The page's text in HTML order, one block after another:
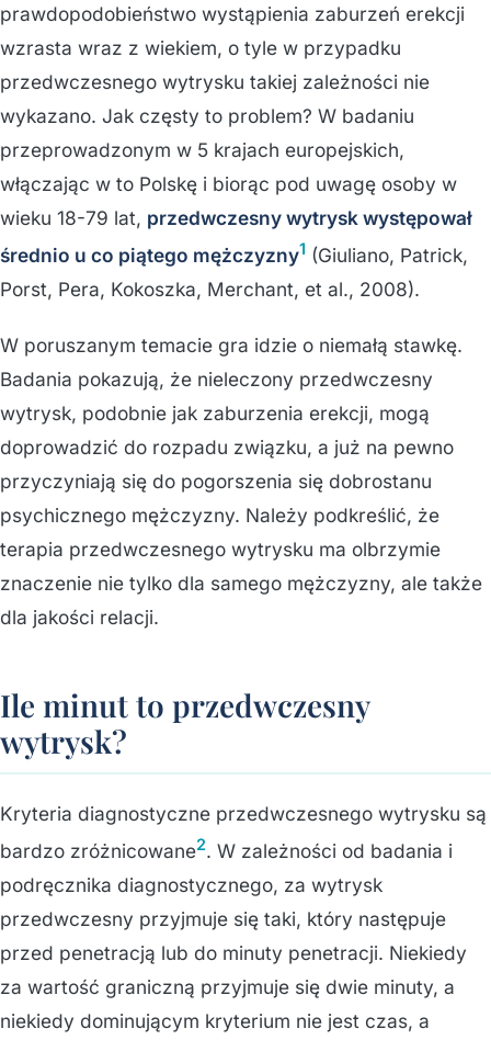
prawdopodobieństwo wystąpienia zaburzeń erekcji
wzrasta wraz z wiekiem, o tyle w przypadku
przedwczesnego wytrysku takiej zależności nie
wykazano. Jak częsty to problem? W badaniu
przeprowadzonym w 5 krajach europejskich,
włączając w to Polskę i biorąc pod uwagę osoby w
wieku 18-79 lat, przedwczesny wytrysk występował
średnio u co piątego mężczyzny1 (Giuliano, Patrick,
Porst, Pera, Kokoszka, Merchant, et al., 2008).
W poruszanym temacie gra idzie o niemałą stawkę.
Badania pokazują, że nieleczony przedwczesny
wytrysk, podobnie jak zaburzenia erekcji, mogą
doprowadzić do rozpadu związku, a już na pewno
przyczyniają się do pogorszenia się dobrostanu
psychicznego mężczyzny. Należy podkreślić, że
terapia przedwczesnego wytrysku ma olbrzymie
znaczenie nie tylko dla samego mężczyzny, ale także
dla jakości relacji.
Ile minut to przedwczesny
wytrysk?
Kryteria diagnostyczne przedwczesnego wytrysku są
bardzo zróżnicowane2. W zależności od badania i
podręcznika diagnostycznego, za wytrysk
przedwczesny przyjmuje się taki, który następuje
przed penetracją lub do minuty penetracji. Niekiedy
za wartość graniczną przyjmuje się dwie minuty, a
niekiedy dominującym kryterium nie jest czas, a